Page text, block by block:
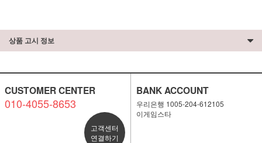
상품 고시 정보
CUSTOMER CENTER
010-4055-8653
고객센터
연결하기
BANK ACCOUNT
우리은행 1005-204-612105
이게임스타